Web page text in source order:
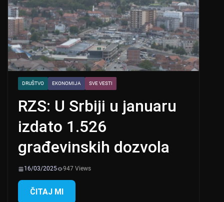
DRUŠTVO EKONOMIJA SVE VESTI
RZS: U Srbiji u januaru
izdato 1.526
građevinskih dozvola
16/03/2025 947 Views
ČITAJ MI